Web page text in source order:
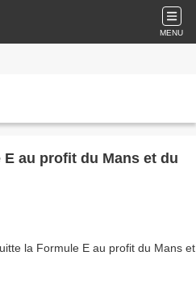
MENU
au profit du Mans et du